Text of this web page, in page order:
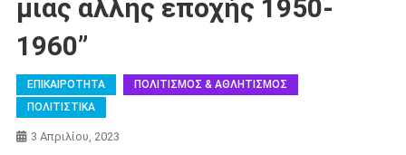
μιας άλλης εποχής 1950-
1960”
ΕΠΙΚΑΙΡΟΤΗΤΑ
ΠΟΛΙΤΙΣΜΟΣ & ΑΘΛΗΤΙΣΜΟΣ
ΠΟΛΙΤΙΣΤΙΚΑ
3 Απριλίου, 2023